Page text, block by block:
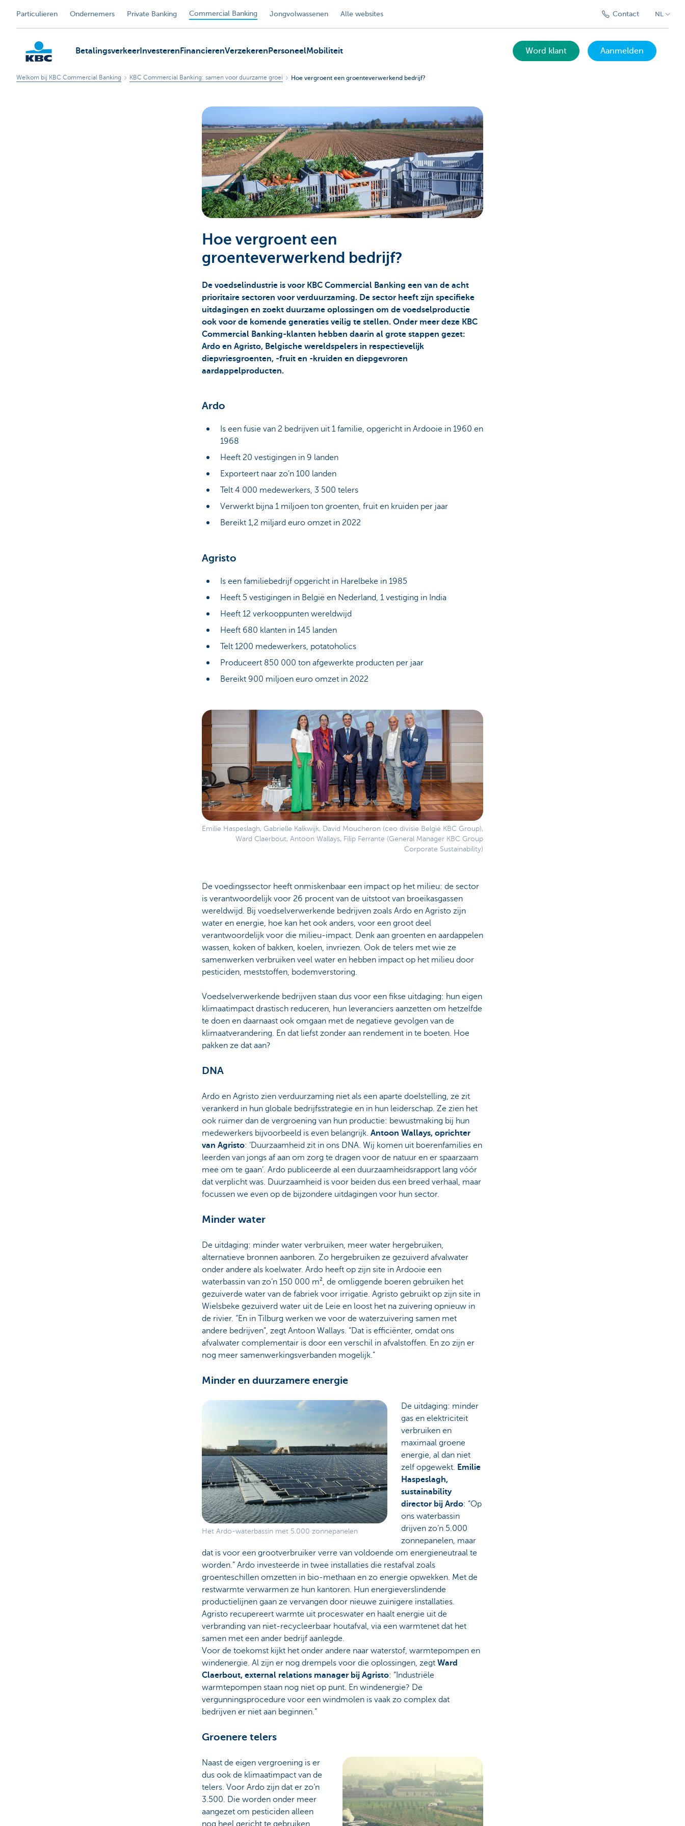
Particulieren Ondernemers Private Banking Commercial Banking Jongvolwassenen Alle websites Contact NL
Betalingsverkeer Investeren FinancierenVerzekeren PersoneelMobiliteit Word klant Aanmelden
Welkom bij KBC Commercial Banking KBC Commercial Banking: samen voor duurzame groei Hoe vergroent een groenteverwerkend bedrijf?
Hoe vergroent een
groenteverwerkend bedrijf?
De voedselindustrie is voor KBC Commercial Banking een van de acht
prioritaire sectoren voor verduurzaming. De sector heeft zijn specifieke
uitdagingen en zoekt duurzame oplossingen om de voedselproductie
ook voor de komende generaties veilig te stellen. Onder meer deze KBC
Commercial Banking-klanten hebben daarin al grote stappen gezet:
Ardo en Agristo, Belgische wereldspelers in respectievelijk
diepvriesgroenten, -fruit en -kruiden en diepgevroren
aardappelproducten.
Ardo
Is een fusie van 2 bedrijven uit 1 familie, opgericht in Ardooie in 1960 en
1968
Heeft 20 vestigingen in 9 landen
Exporteert naar zo’n 100 landen
Telt 4 000 medewerkers, 3 500 telers
Verwerkt bijna 1 miljoen ton groenten, fruit en kruiden per jaar
Bereikt 1,2 miljard euro omzet in 2022
Agristo
Is een familiebedrijf opgericht in Harelbeke in 1985
Heeft 5 vestigingen in België en Nederland, 1 vestiging in India
Heeft 12 verkooppunten wereldwijd
Heeft 680 klanten in 145 landen
Telt 1200 medewerkers, potatoholics
Produceert 850 000 ton afgewerkte producten per jaar
Bereikt 900 miljoen euro omzet in 2022
Emilie Haspeslagh, Gabrielle Kalkwijk, David Moucheron (ceo divisie België KBC Group),
Ward Claerbout, Antoon Wallays, Filip Ferrante (General Manager KBC Group
Corporate Sustainability)
De voedingssector heeft onmiskenbaar een impact op het milieu: de sector
is verantwoordelijk voor 26 procent van de uitstoot van broeikasgassen
wereldwijd. Bij voedselverwerkende bedrijven zoals Ardo en Agristo zijn
water en energie, hoe kan het ook anders, voor een groot deel
verantwoordelijk voor die milieu-impact. Denk aan groenten en aardappelen
wassen, koken of bakken, koelen, invriezen. Ook de telers met wie ze
samenwerken verbruiken veel water en hebben impact op het milieu door
pesticiden, meststoffen, bodemverstoring.
Voedselverwerkende bedrijven staan dus voor een fikse uitdaging: hun eigen
klimaatimpact drastisch reduceren, hun leveranciers aanzetten om hetzelfde
te doen en daarnaast ook omgaan met de negatieve gevolgen van de
klimaatverandering. En dat liefst zonder aan rendement in te boeten. Hoe
pakken ze dat aan?
DNA
Ardo en Agristo zien verduurzaming niet als een aparte doelstelling, ze zit
verankerd in hun globale bedrijfsstrategie en in hun leiderschap. Ze zien het
ook ruimer dan de vergroening van hun productie: bewustmaking bij hun
medewerkers bijvoorbeeld is even belangrijk. Antoon Wallays, oprichter
van Agristo: ‘Duurzaamheid zit in ons DNA. Wij komen uit boerenfamilies en
leerden van jongs af aan om zorg te dragen voor de natuur en er spaarzaam
mee om te gaan’. Ardo publiceerde al een duurzaamheidsrapport lang vóór
dat verplicht was. Duurzaamheid is voor beiden dus een breed verhaal, maar
focussen we even op de bijzondere uitdagingen voor hun sector.
Minder water
De uitdaging: minder water verbruiken, meer water hergebruiken,
alternatieve bronnen aanboren. Zo hergebruiken ze gezuiverd afvalwater
onder andere als koelwater. Ardo heeft op zijn site in Ardooie een
waterbassin van zo’n 150 000 m², de omliggende boeren gebruiken het
gezuiverde water van de fabriek voor irrigatie. Agristo gebruikt op zijn site in
Wielsbeke gezuiverd water uit de Leie en loost het na zuivering opnieuw in
de rivier. “En in Tilburg werken we voor de waterzuivering samen met
andere bedrijven”, zegt Antoon Wallays. “Dat is efficiënter, omdat ons
afvalwater complementair is door een verschil in afvalstoffen. En zo zijn er
nog meer samenwerkingsverbanden mogelijk.”
Minder en duurzamere energie
Het Ardo-waterbassin met 5.000 zonnepanelen
De uitdaging: minder
gas en elektriciteit
verbruiken en
maximaal groene
energie, al dan niet
zelf opgewekt.
Emilie
Haspeslagh,
sustainability
director bij Ardo: “Op
ons waterbassin
drijven zo’n 5.000
zonnepanelen, maar
dat is voor een grootverbruiker verre van voldoende om energieneutraal te
worden.” Ardo investeerde in twee installaties die restafval zoals
groenteschillen omzetten in bio-methaan en zo energie opwekken. Met de
restwarmte verwarmen ze hun kantoren. Hun energieverslindende
productielijnen gaan ze vervangen door nieuwe zuinigere installaties.
Agristo recupereert warmte uit proceswater en haalt energie uit de
verbranding van niet-recycleerbaar houtafval, via een warmtenet dat het
samen met een ander bedrijf aanlegde.
Voor de toekomst kijkt het onder andere naar waterstof, warmtepompen en
windenergie. Al zijn er nog drempels voor die oplossingen, zegt Ward
Claerbout, external relations manager bij Agristo: “Industriële
warmtepompen staan nog niet op punt. En windenergie? De
vergunningsprocedure voor een windmolen is vaak zo complex dat
bedrijven er niet aan beginnen.”
Groenere telers
Naast de eigen vergroening is er
dus ook de klimaatimpact van de
telers. Voor Ardo zijn dat er zo’n
3.500. Die worden onder meer
aangezet om pesticiden alleen
nog heel gericht te gebruiken,